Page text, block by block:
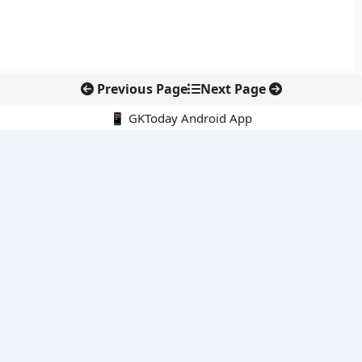
Previous Page Next Page
📱 GKToday Android App